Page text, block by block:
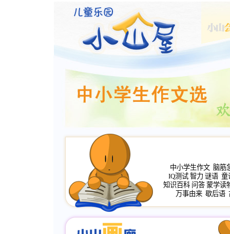
中小学生作文 脑筋
IQ测试 智力 谜语 童
知识百科 问答 蒙学读
万事由来 歇后语